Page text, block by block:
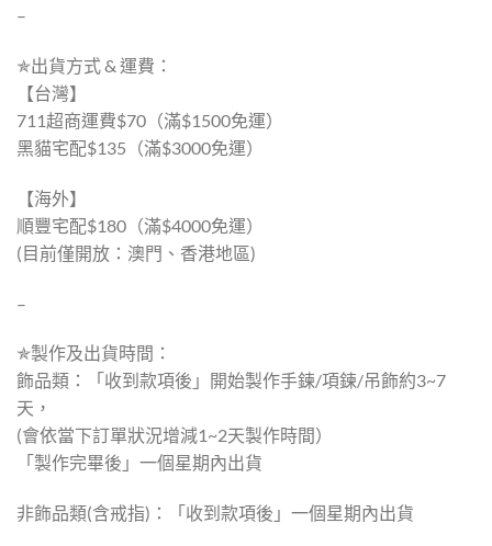
–
✯出貨方式 & 運費：
【台灣】
711超商運費$70（滿$1500免運）
黑貓宅配$135（滿$3000免運）
【海外】
順豐宅配$180（滿$4000免運）
(目前僅開放：澳門、香港地區)
–
✯製作及出貨時間：
飾品類：「收到款項後」開始製作手鍊/項鍊/吊飾約3~7
天，
(會依當下訂單狀況增減1~2天製作時間）
「製作完畢後」一個星期內出貨
非飾品類(含戒指)：「收到款項後」一個星期內出貨